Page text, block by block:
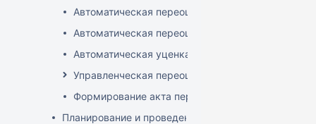
Автоматическая переоценка акционного товара
Автоматическая переоценка по прайсам и
Автоматическая уценка товаров
Управленческая переоценка
Формирование акта переоценки
Планирование и проведение акций